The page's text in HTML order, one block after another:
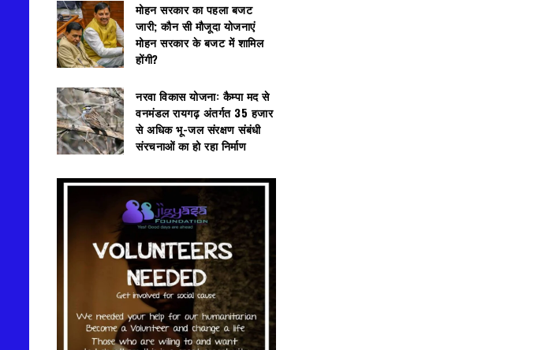
मोहन सरकार का पहला बजट
जारी; कौन सी मौजूदा योजनाएं
मोहन सरकार के बजट में शामिल
होंगी?
नरवा विकास योजना: कैम्पा मद से
वनमंडल रायगढ़ अंतर्गत 35 हजार
से अधिक भू-जल संरक्षण संबंधी
संरचनाओं का हो रहा निर्माण